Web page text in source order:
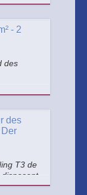
- 2
des
des
Der
T3 de
Lac